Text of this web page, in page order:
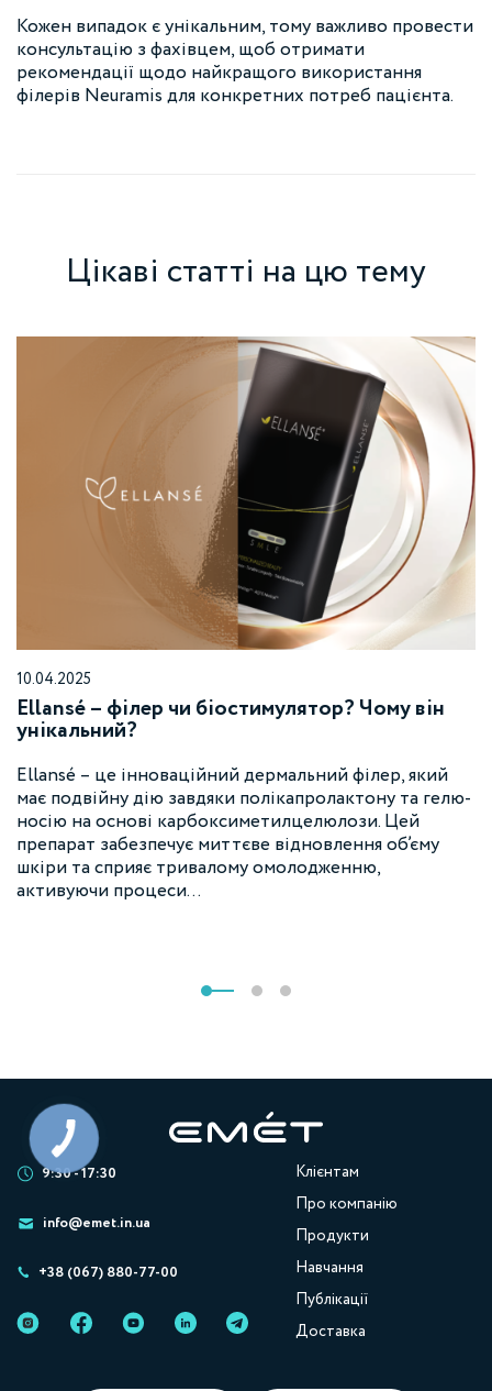
Кожен випадок є унікальним, тому важливо провести
консультацію з фахівцем, щоб отримати
рекомендації щодо найкращого використання
філерів Neuramis для конкретних потреб пацієнта.
Цікаві статті на цю тему
10.04.2025
Ellansé – філер чи біостимулятор? Чому він
унікальний?
Ellansé – це інноваційний дермальний філер, який
має подвійну дію завдяки полікапролактону та гелю-
носію на основі карбоксиметилцелюлози. Цей
препарат забезпечує миттєве відновлення об’єму
шкіри та сприяє тривалому омолодженню,
активуючи процеси…
Клієнтам
Про компанію
Продукти
Навчання
Публікації
Доставка
9:30 - 17:30
info@emet.in.ua
+38 (067) 880-77-00